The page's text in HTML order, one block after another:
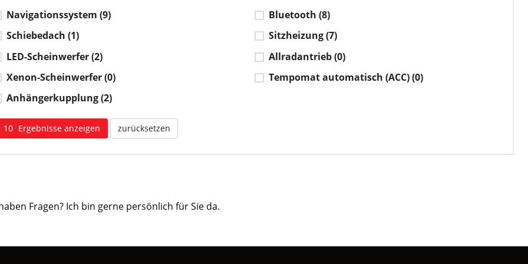
Navigationssystem(9) Bluetooth (8)
Schiebedach(1) Sitzheizung(7)
LED-Scheinwerfer(2) Allradantrieb(0)
Xenon-Scheinwerfer(0) Tempomat automatisch (ACC)(0)
Anhängerkupplung(2)
10 Ergebnisse anzeigen zurücksetzen
Fragen? Ich bin gerne persönlich für Sie da.